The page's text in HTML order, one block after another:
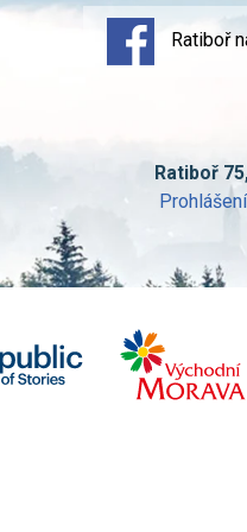
Ratiboř
Ratiboř